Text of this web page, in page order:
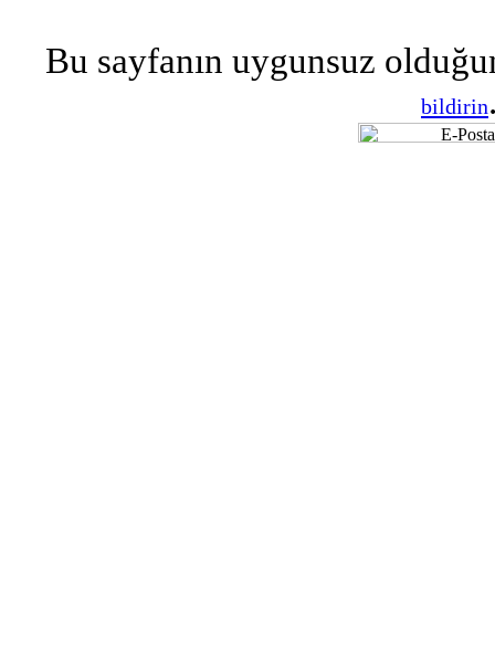
Bu sayfanın uygunsuz
bildirin